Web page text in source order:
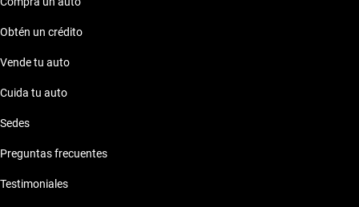
Obtén un crédito
Vende tu auto
Cuida tu auto
Sedes
Preguntas frecuentes
Testimoniales